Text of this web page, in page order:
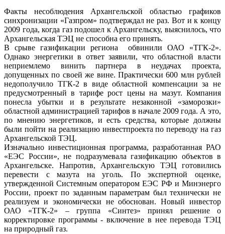
Факты несоблюдения Архангельской областью графиков
синхронизации «Газпром» подтверждал не раз. Вот и к концу
2009 года, когда газ подошел к Архангельску, выяснилось, что
Архангельская ТЭЦ не способна его принять.
В срыве газификации региона обвинили ОАО «ТГК-2».
Однако энергетики в ответ заявили, что областной власти
неприемлемо винить партнера в неудачах проекта,
допущенных по своей же вине. Практически 600 млн рублей
недополучило ТГК-2 в виде областной компенсации за не
предусмотренный в тарифе рост цены на мазут. Компания
понесла убытки и в результате незаконной «заморозки»
областной администрацией тарифов в начале 2009 года. А это,
по мнению энергетиков, и есть средства, которые должны
были пойти на реализацию инвестпроекта по переводу на газ
Архангельской ТЭЦ.
Изначально инвестиционная программа, разработанная РАО
«ЕЭС России», не подразумевала газификацию объектов в
Архангельске. Напротив, Архангельскую ТЭЦ готовились
перевести с мазута на уголь. По экспертной оценке,
утвержденной Системным оператором ЕЭС РФ и Минэнерго
России, проект по заданным параметрам был технически не
реализуем и экономически не обоснован. Новый инвестор
ОАО «ТГК-2» – группа «Синтез» принял решение о
корректировке программы - включение в нее перевода ТЭЦ
на природный газ.